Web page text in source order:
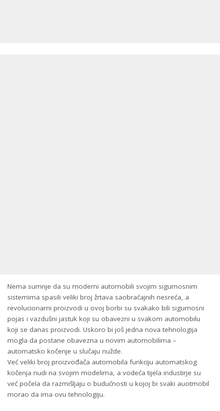
Nema sumnje da su moderni automobili svojim sigurnosnim
sistemima spasili veliki broj žrtava saobraćajnih nesreća, a
revolucionarni proizvodi u ovoj borbi su svakako bili sigurnosni
pojas i vazdušni jastuk koji su obavezni u svakom automobilu
koji se danas proizvodi. Uskoro bi još jedna nova tehnologija
mogla da postane obavezna u novim automobilima –
automatsko kočenje u slučaju nužde.
Već veliki broj proizvođača automobila funkciju automatskog
kočenja nudi na svojim modelima, a vodeća tijela industirje su
već počela da razmišljaju o budućnosti u kojoj bi svaki auotmobil
morao da ima ovu tehnologiju.